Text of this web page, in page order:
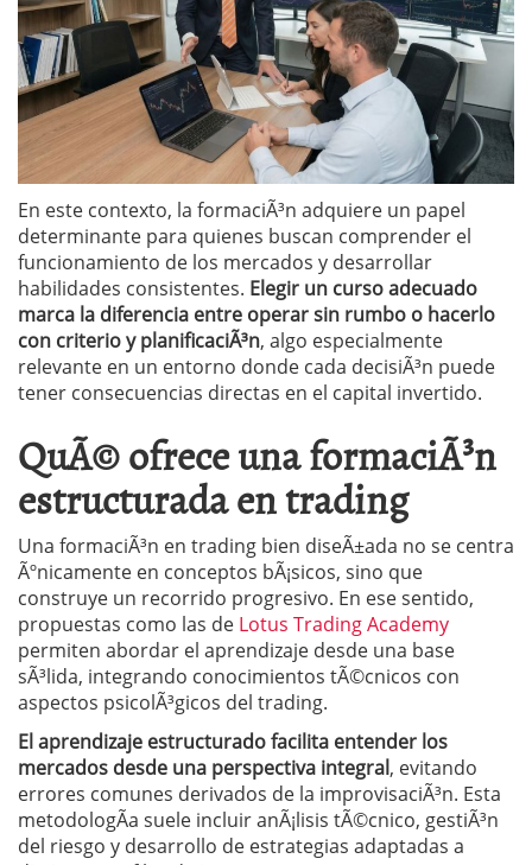
En este contexto, la formaciÃ³n adquiere un papel
determinante para quienes buscan comprender el
funcionamiento de los mercados y desarrollar
habilidades consistentes. Elegir un curso adecuado
marca la diferencia entre operar sin rumbo o hacerlo
con criterio y planificaciÃ³n, algo especialmente
relevante en un entorno donde cada decisiÃ³n puede
tener consecuencias directas en el capital invertido.
QuÃ© ofrece una formaciÃ³n
estructurada en trading
Una formaciÃ³n en trading bien diseÃ±ada no se centra
Ãºnicamente en conceptos bÃ¡sicos, sino que
construye un recorrido progresivo. En ese sentido,
propuestas como las de Lotus Trading Academy
permiten abordar el aprendizaje desde una base
sÃ³lida, integrando conocimientos tÃ©cnicos con
aspectos psicolÃ³gicos del trading.
El aprendizaje estructurado facilita entender los
mercados desde una perspectiva integral, evitando
errores comunes derivados de la improvisaciÃ³n. Esta
metodologÃ­a suele incluir anÃ¡lisis tÃ©cnico, gestiÃ³n
del riesgo y desarrollo de estrategias adaptadas a